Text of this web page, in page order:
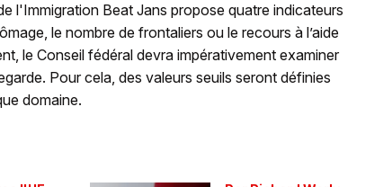
l'Immigration Beat Jans propose quatre indicateurs
le nombre de frontaliers ou le recours à l’aide
le Conseil fédéral devra impérativement examiner
Pour cela, des valeurs seuils seront définies
domaine.